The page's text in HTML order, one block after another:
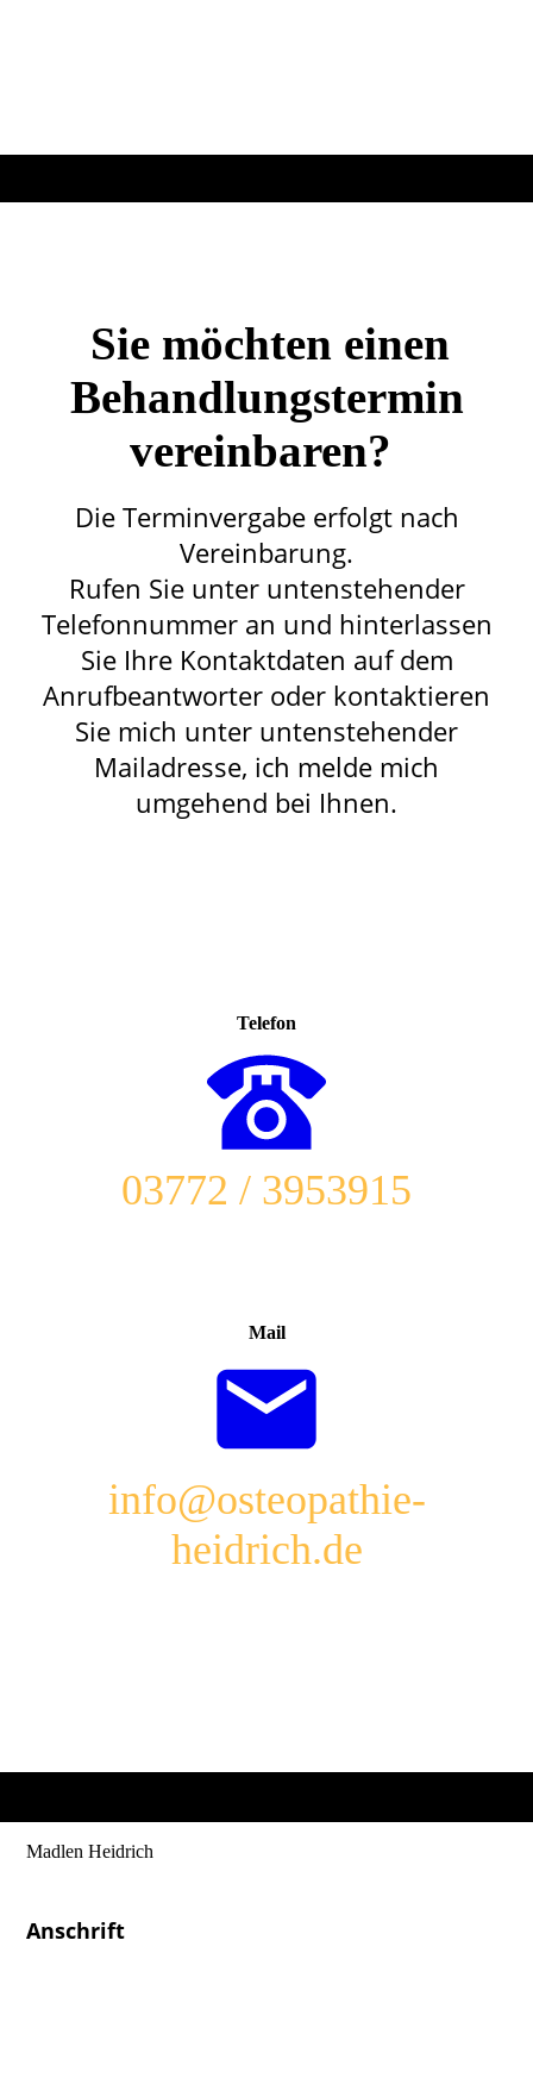
Sie möchten einen
Behandlungstermin
vereinbaren?
Die Terminvergabe erfolgt nach
Vereinbarung.
Rufen Sie unter untenstehender
Telefonnummer an und hinterlassen
Sie Ihre Kontaktdaten auf dem
Anrufbeantworter oder kontaktieren
Sie mich unter untenstehender
Mailadresse, ich melde mich
umgehend bei Ihnen.
Telefon
03772 / 3953915
Mail
info@osteopathie-
heidrich.de
Madlen Heidrich
Anschrift